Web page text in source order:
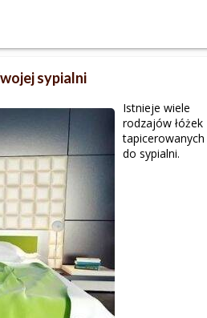
sypialni
Istnieje wiele
rodzajów łóżek
tapicerowanych
do sypialni.